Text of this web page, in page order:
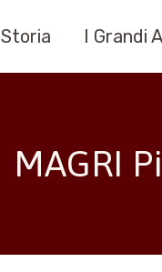
Storia I Grandi
MAGRI